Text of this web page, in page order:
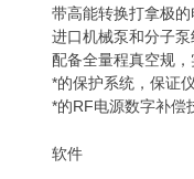
带高能转换打拿极
进口机械泵和分子
配备全量程真空规
*的保护系统，保证
*的RF电源数字补偿
软件